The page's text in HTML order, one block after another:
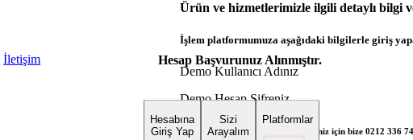
İletişim
Hesap Başvurunuz Alınmıştır.
Hesabına
Giriş Yap
Sizi
Arayalım
Platformlar
Ürün ve hizmetlerimizle ilgili detaylı bilgi
İşlem platformumuza aşağıdaki bilgilerle giriş
Demo Kullanıcı Adınız
Demo Hesap Şifreniz
Bilgi ve gerçek hesap açılış talepleriniz için bize 0212 336